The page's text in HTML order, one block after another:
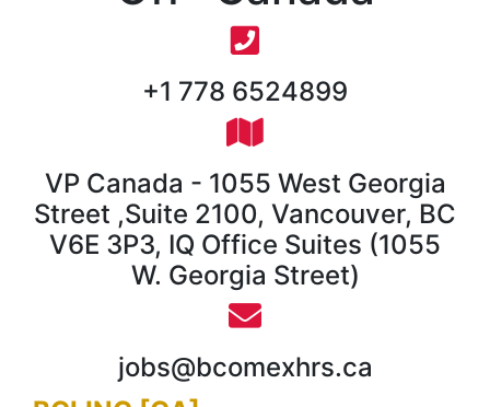
+1 778 6524899
VP Canada - 1055 West Georgia
Street ,Suite 2100, Vancouver, BC
V6E 3P3, IQ Office Suites (1055
W. Georgia Street)
jobs@bcomexhrs.ca